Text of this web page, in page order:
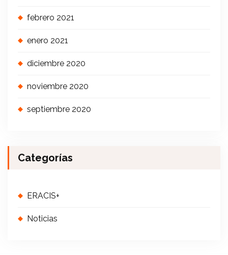
febrero 2021
enero 2021
diciembre 2020
noviembre 2020
septiembre 2020
Categorías
ERACIS+
Noticias